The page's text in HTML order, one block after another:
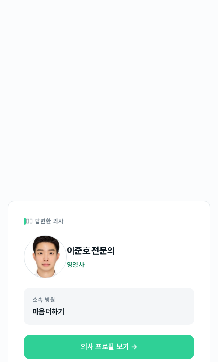
👩‍⚕️ 답변한 의사
이준호전문의
영양사
소속 병원
마음더하기
의사 프로필 보기 →